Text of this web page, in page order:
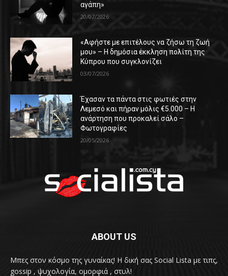
αγάπη»
20/07/2026
«Αφήστε με επιτέλους να ζήσω τη ζωή
μου» – Η δημόσια έκκληση πολίτη της
Κύπρου που συγκλονίζει
03/07/2026
Έχασαν τα πάντα στις φωτιές στην
Λεμεσό και πήραν μόλις €5.000 – Η
ανάρτηση που προκαλεί σάλο –
Φωτογραφίες
20/05/2026
ABOUT US
Μπες στον κόσμο της γυναίκας! H δική σας Social Lista με τιπς,
gossip , ψυχολογία, ομορφιά , στυλ!